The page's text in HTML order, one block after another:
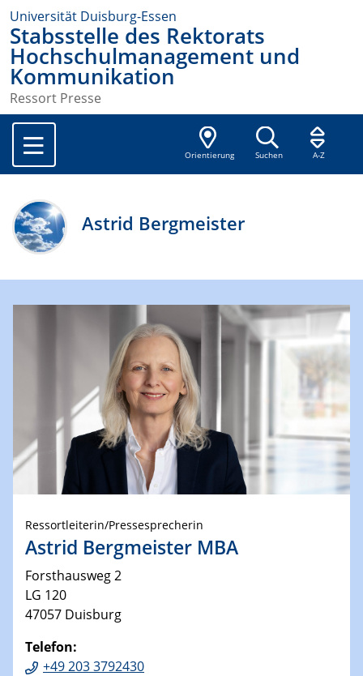
Universität Duisburg-Essen
Stabsstelle des Rektorats
Hochschulmanagement und
Kommunikation
Ressort Presse
Orientierung Suchen A-Z
Astrid Bergmeister
Ressortleiterin/Pressesprecherin
Astrid Bergmeister MBA
Forsthausweg 2
LG 120
47057 Duisburg
Telefon:
+49 203 3792430